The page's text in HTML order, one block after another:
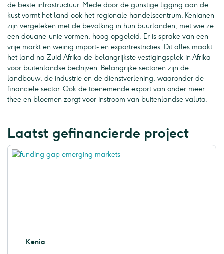
de beste infrastructuur. Mede door de gunstige ligging aan de
kust vormt het land ook het regionale handelscentrum. Kenianen
zijn vergeleken met de bevolking in hun buurlanden, met wie ze
een douane-unie vormen, hoog opgeleid. Er is sprake van een
vrije markt en weinig import- en exportrestricties. Dit alles maakt
het land na Zuid-Afrika de belangrijkste vestigingsplek in Afrika
voor buitenlandse bedrijven. Belangrijke sectoren zijn de
landbouw, de industrie en de dienstverlening, waaronder de
financiële sector. Ook de toenemende export van onder meer
thee en bloemen zorgt voor instroom van buitenlandse valuta.
Laatst gefinancierde project
Kenia